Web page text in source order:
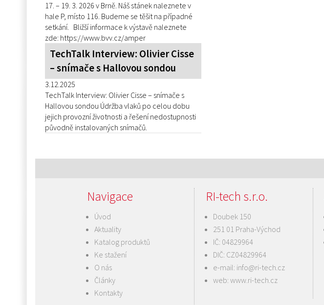
17. – 19. 3. 2026 v Brně. Náš stánek naleznete v
hale P, místo 116. Budeme se těšit na případné
setkání. Bližší informace k výstavě naleznete
zde: https://www.bvv.cz/amper
TechTalk Interview: Olivier Cisse
– snímače s Hallovou sondou
3.12.2025
TechTalk Interview: Olivier Cisse – snímače s
Hallovou sondou Údržba vlaků po celou dobu
jejich provozní životnosti a řešení nedostupnosti
původně instalovaných snímačů.
Navigace
Úvod
Aktuality
Katalog produktů
Ke stažení
O nás
Články
Kontakty
RI-tech s.r.o.
Doubek 150
251 01 Praha-Východ
IČ: 04829964
DIČ: CZ04829964
e-mail: info@ri-tech.cz
web: www.ri-tech.cz